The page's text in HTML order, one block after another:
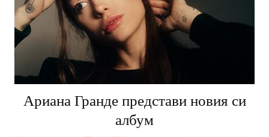
Ариана Гранде представи новия си
албум